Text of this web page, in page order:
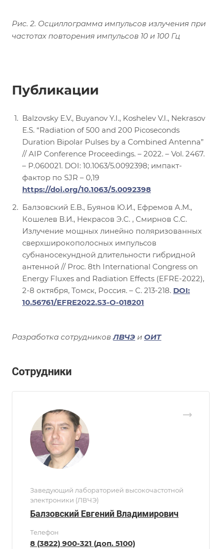
Рис. 2. Осциллограмма импульсов излучения при
частотах повторения импульсов 10 и 100 Гц
Публикации
Balzovsky E.V., Buyanov Y.I., Koshelev V.I., Nekrasov
E.S. “Radiation of 500 and 200 Picoseconds
Duration Bipolar Pulses by a Combined Antenna”
// AIP Conference Proceedings. – 2022. – Vol. 2467.
– P.060021. DOI: 10.1063/5.0092398; импакт-
фактор по SJR – 0,19
https://doi.org/10.1063/5.0092398
Балзовский Е.В., Буянов Ю.И., Ефремов А.М.,
Кошелев В.И., Некрасов Э.С. , Смирнов С.С.
Излучение мощных линейно поляризованных
сверхширокополосных импульсов
субнаносекундной длительности гибридной
антенной // Proc. 8th International Congress on
Energy Fluxes and Radiation Effects (EFRE-2022),
2-8 октября, Томск, Россия. – C. 213-218. DOI:
10.56761/EFRE2022.S3-O-018201
Разработка сотрудниковЛВЧЭ и ОИТ
Сотрудники
Заведующий лабораторией высокочастотной
электроники (ЛВЧЭ)
Балзовский Евгений Владимирович
Телефон
8 (3822) 900-321 (доп. 5100)